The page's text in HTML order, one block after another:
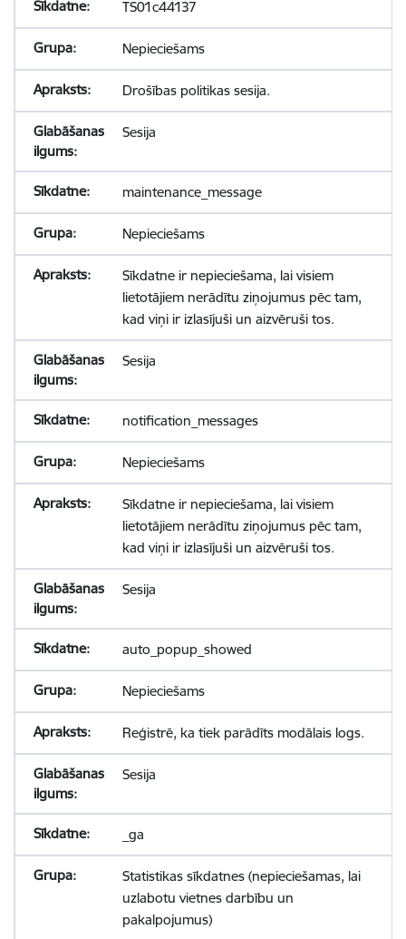
TS01c44137
Nepieciešams
Drošības politikas sesija.
Sesija
maintenance_message
Nepieciešams
Sīkdatne ir nepieciešama, lai visiem
lietotājiem nerādītu ziņojumus pēc tam,
kad viņi ir izlasījuši un aizvēruši tos.
Sesija
notification_messages
Nepieciešams
Sīkdatne ir nepieciešama, lai visiem
lietotājiem nerādītu ziņojumus pēc tam,
kad viņi ir izlasījuši un aizvēruši tos.
Sesija
auto_popup_showed
Nepieciešams
Reģistrē, ka tiek parādīts modālais logs.
Sesija
_ga
Statistikas sīkdatnes (nepieciešamas, lai
uzlabotu vietnes darbību un
pakalpojumus)